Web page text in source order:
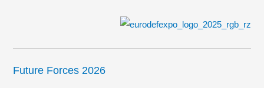
Future Forces 2026